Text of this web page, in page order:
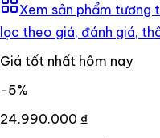
Xem sản phẩm tương
lọc theo giá, đánh giá,
Giá tốt nhất hôm nay
−5%
24.990.000 ₫